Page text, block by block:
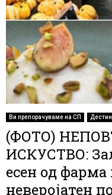
Ви препорачуваме на СП
(ФОТО)
ИСКУСТВО:
есен од фарма
неверојатен